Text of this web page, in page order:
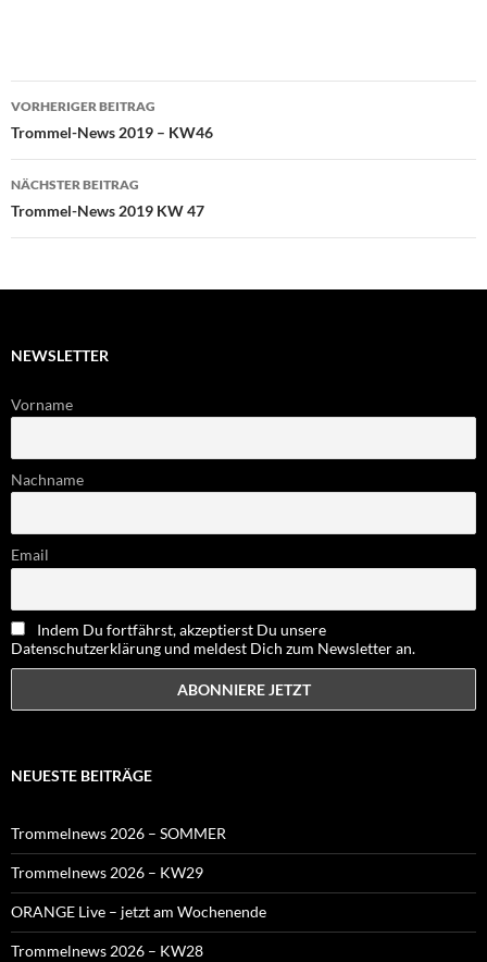
Beitragsnavigation
VORHERIGER BEITRAG
Trommel-News 2019 – KW46
NÄCHSTER BEITRAG
Trommel-News 2019 KW 47
NEWSLETTER
Vorname
Nachname
Email
Indem Du fortfährst, akzeptierst Du unsere
Datenschutzerklärung und meldest Dich zum Newsletter an.
NEUESTE BEITRÄGE
Trommelnews 2026 – SOMMER
Trommelnews 2026 – KW29
ORANGE Live – jetzt am Wochenende
Trommelnews 2026 – KW28